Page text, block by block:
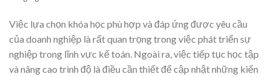
Việc lựa chọn khóa học phù hợp và đáp ứng được yêu cầu
của doanh nghiệp là rất quan trọng trong việc phát triển sự
nghiệp trong lĩnh vực kế toán. Ngoài ra, việc tiếp tục học tập
và nâng cao trình độ là điều cần thiết để cập nhật những kiến